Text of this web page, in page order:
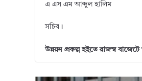
এ এস এম আব্দুল হালিম
সচিব।
উন্নয়ন প্রকল্প হইতে রাজস্ব বাজেটে